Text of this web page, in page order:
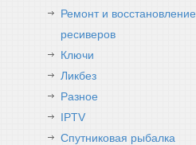
Ремонт и восстановление
ресиверов
Ключи
Ликбез
Разное
IPTV
Спутниковая рыбалка